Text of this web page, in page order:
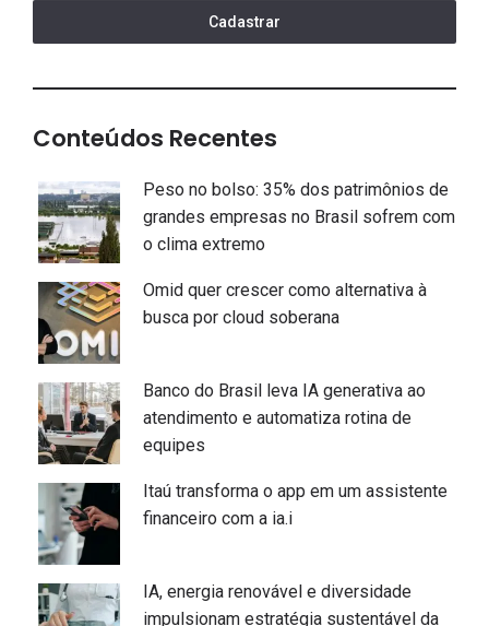
Cadastrar
Conteúdos Recentes
Peso no bolso: 35% dos patrimônios de
grandes empresas no Brasil sofrem com
o clima extremo
Omid quer crescer como alternativa à
busca por cloud soberana
Banco do Brasil leva IA generativa ao
atendimento e automatiza rotina de
equipes
Itaú transforma o app em um assistente
financeiro com a ia.i
IA, energia renovável e diversidade
impulsionam estratégia sustentável da